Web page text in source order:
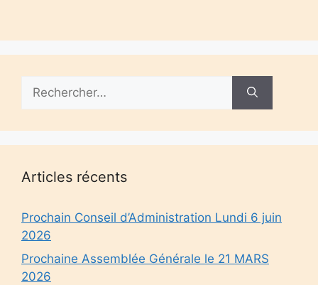
Articles récents
Prochain Conseil d’Administration Lundi 6 juin
2026
Prochaine Assemblée Générale le 21 MARS
2026